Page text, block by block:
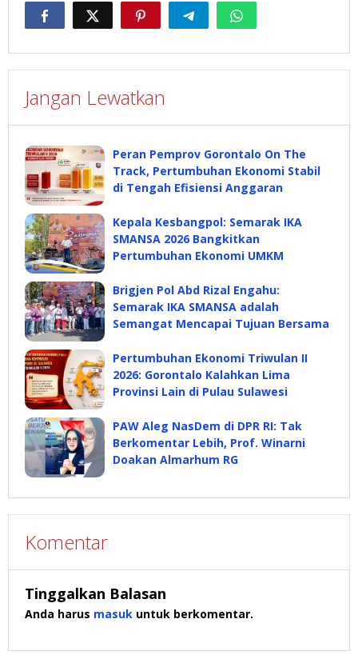
Jangan Lewatkan
Peran Pemprov Gorontalo On The
Track, Pertumbuhan Ekonomi Stabil
di Tengah Efisiensi Anggaran
Kepala Kesbangpol: Semarak IKA
SMANSA 2026 Bangkitkan
Pertumbuhan Ekonomi UMKM
Brigjen Pol Abd Rizal Engahu:
Semarak IKA SMANSA adalah
Semangat Mencapai Tujuan Bersama
Pertumbuhan Ekonomi Triwulan II
2026: Gorontalo Kalahkan Lima
Provinsi Lain di Pulau Sulawesi
PAW Aleg NasDem di DPR RI: Tak
Berkomentar Lebih, Prof. Winarni
Doakan Almarhum RG
Komentar
Tinggalkan Balasan
Anda harus masuk untuk berkomentar.